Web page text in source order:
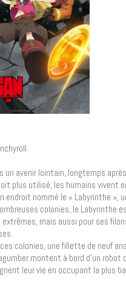
un avenir lointain, longtemps
plus utilisé, les humains vivent
endroit nommé le « Labyrinthe »,
colonies, le Labyrinthe
mais aussi pour ses
ces colonies, une fillette de neuf
montent à bord d’un robot
leur vie en occupant la plus